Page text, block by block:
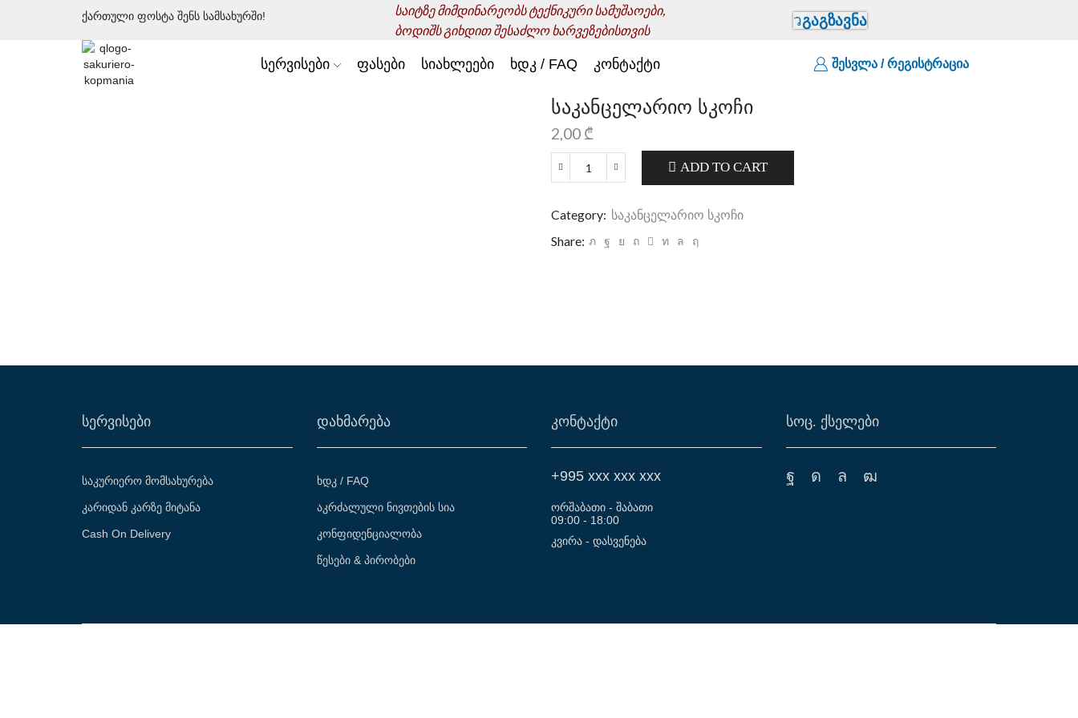
ქართული ფოსტა შენს სამსახურში!
საიტზე მიმდინარეობს ტექნიკური სამუშაოები,
ბოდიშს გიხდით შესაძლო ხარვეზებისთვის
გაგზავნა
სერვისები ფასები სიახლეები ხდკ / FAQ კონტაქტი შესვლა / რეგისტრაცია
საკანცელარიო სკოჩი
2,00 ₾
საკანცელარიო
quantity
ADD TO CART
Category: საკანცელარიო სკოჩი
Share:
ᲡᲔᲠᲕᲘᲡᲔᲑᲘ
საკურიერო მომსახურება
კარიდან კარზე მიტანა
Cash On Delivery
ᲓᲐᲮᲛᲐᲠᲔᲑᲐ
ხდკ / FAQ
აკრძალული ნივთების სია
კონფიდენციალობა
წესები & პირობები
ᲙᲝᲜᲢᲐᲥᲢᲘ
+995 xxx xxx xxx
ორშაბათი - შაბათი
09:00 - 18:00
კვირა - დასვენება
ᲡᲝᲪ. ᲥᲡᲔᲚᲔᲑᲘ
Facebook